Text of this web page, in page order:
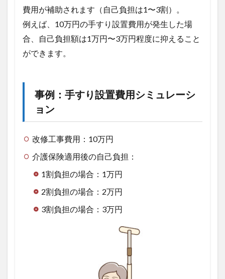
費用が補助されます（自己負担は1〜3割）。
例えば、10万円の手すり設置費用が発生した場
合、自己負担額は1万円〜3万円程度に抑えること
ができます。
事例：手すり設置費用シミュレーシ
ョン
改修工事費用：10万円
介護保険適用後の自己負担：
1割負担の場合：1万円
2割負担の場合：2万円
3割負担の場合：3万円